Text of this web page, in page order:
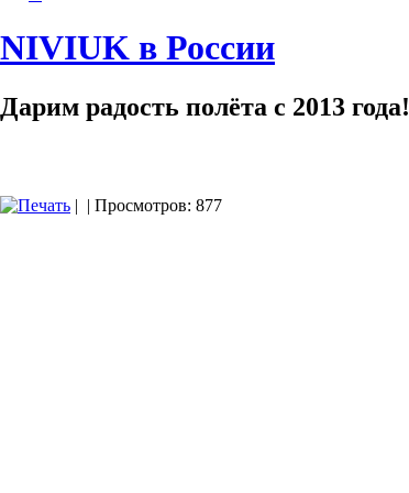
NIVIUK в России
Дарим радость полёта с 2013 года!
| | Просмотров: 877